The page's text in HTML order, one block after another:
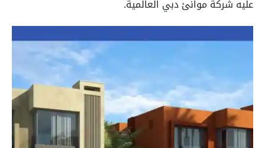
عليه شركة موانئ دبي العالمية.